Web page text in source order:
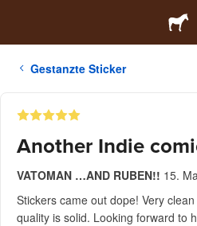
Gestanzte Sticker
Another Indie
VATOMAN …AND RUBEN!! 15.
Stickers came out dope! Very
quality is solid. Looking forward to